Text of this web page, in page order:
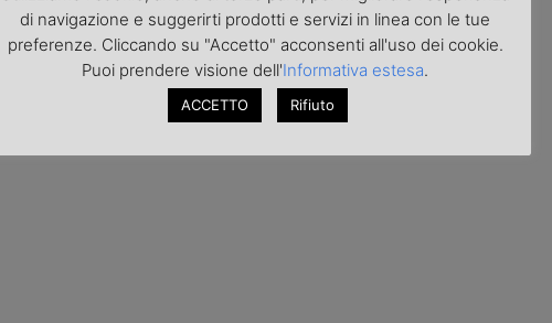
di navigazione e suggerirti prodotti e servizi in linea con le tue
preferenze. Cliccando su "Accetto" acconsenti all'uso dei cookie.
Puoi prendere visione dell'Informativa estesa.
ACCETTO Rifiuto